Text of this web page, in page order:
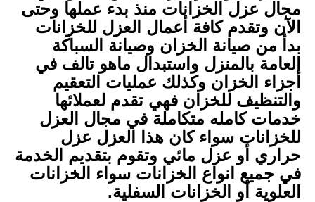
مجال عزل الخزانات منذ بدء عملها وحتى
الآن وتقدم كافة أعمال العزل للخزانات
بدأ من صيانة الخزان وصيانة السباكة
العامة بالمنزل واستبدال ماهو تالف في
أجزاء الخزان وكذلك عمليات التعقيم
والتنظيف للخزان فهي تقدم لعملائها
خدمات كامله متكاملة في مجال العزل
للخزانات سواء كان هذا العزل عزل
حراري أو عزل مائي وتقوم بتقديم الخدمة
في جميع انواع الخزانات سواء الخزانات
العلوية أو الخزانات السفلية.